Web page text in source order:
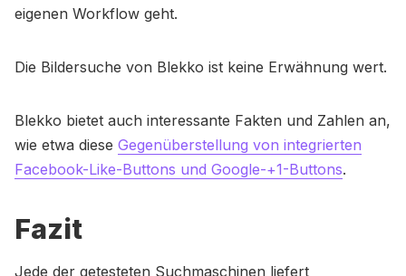
eigenen Workflow geht.
Die Bildersuche von Blekko ist keine Erwähnung wert.
Blekko bietet auch interessante Fakten und Zahlen an,
wie etwa diese Gegenüberstellung von integrierten
Facebook-Like-Buttons und Google-+1-Buttons.
Fazit
Jede der getesteten Suchmaschinen liefert